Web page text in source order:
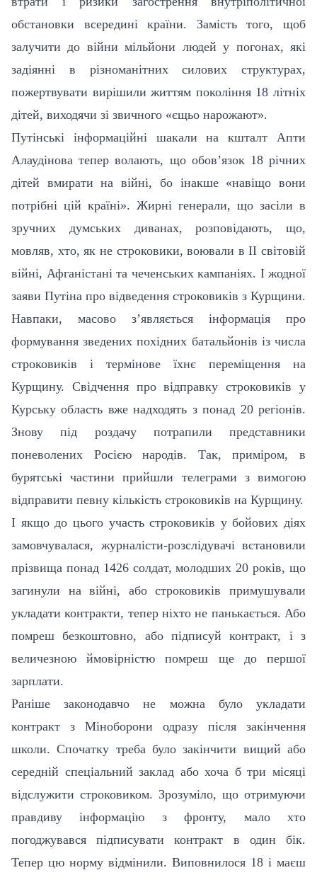
обстановки всередині країни. Замість того, щоб
залучити до війни мільйони людей у погонах, які
задіянні в різноманітних силових структурах,
пожертвувати вирішили життям покоління 18 літніх
дітей, виходячи зі звичного «єщьо нарожают».
Путінські інформаційні шакали на кшталт Апти
Алаудінова тепер волають, що обов’язок 18 річних
дітей вмирати на війні, бо інакше «навіщо вони
потрібні цій країні». Жирні генерали, що засіли в
зручних думських диванах, розповідають, що,
мовляв, хто, як не строковики, воювали в ІІ світовій
війні, Афганістані та чеченських кампаніях. І жодної
заяви Путіна про відведення строковиків з Курщини.
Навпаки, масово з’являється інформація про
формування зведених похідних батальйонів із числа
строковиків і термінове їхнє переміщення на
Курщину. Свідчення про відправку строковиків у
Курську область вже надходять з понад 20 регіонів.
Знову під роздачу потрапили представники
поневолених Росією народів. Так, приміром, в
бурятські частини прийшли телеграми з вимогою
відправити певну кількість строковиків на Курщину.
І якщо до цього участь строковиків у бойових діях
замовчувалася, журналісти-розслідувачі встановили
прізвища понад 1426 солдат, молодших 20 років, що
загинули на війні, або строковиків примушували
укладати контракти, тепер ніхто не панькається. Або
помреш безкоштовно, або підписуй контракт, і з
величезною ймовірністю помреш ще до першої
зарплати.
Раніше законодавчо не можна було укладати
контракт з Міноборони одразу після закінчення
школи. Спочатку треба було закінчити вищий або
середній спеціальний заклад або хоча б три місяці
відслужити строковиком. Зрозуміло, що отримуючи
правдиву інформацію з фронту, мало хто
погоджувався підписувати контракт в один бік.
Тепер цю норму відмінили. Виповнилося 18 і маєш